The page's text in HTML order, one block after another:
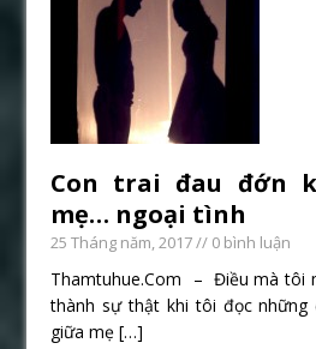
Con trai đau đớn
mẹ… ngoại tình
25 Tháng năm, 2017// 0 bình luận
Thamtuhue.Com – Điều mà tôi
thành sự thật khi tôi đọc những
giữa mẹ[…]